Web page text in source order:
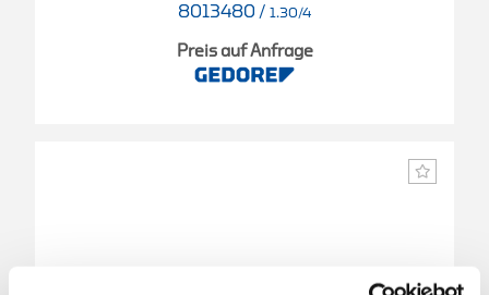
8013480 / 1.30/4
Preis auf Anfrage